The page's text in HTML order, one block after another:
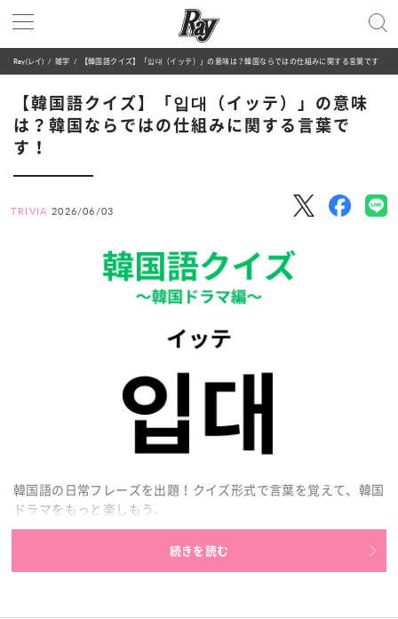
Ray(レイ) 雑学 【韓国語クイズ】「입대（イッテ）」の意味は？韓国ならではの仕組みに関する言葉です！
【韓国語クイズ】「입대（イッテ）」の意味
は？韓国ならではの仕組みに関する言葉で
す！
TRIVIA 2026/06/03
韓国語の日常フレーズを出題！クイズ形式で言葉を覚えて、韓国
ドラマをもっと楽しもう。
続きを読む